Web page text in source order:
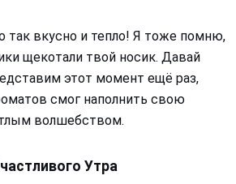
так вкусно и тепло! Я тоже помню,
щекотали твой носик. Давай
этот момент ещё раз,
смог наполнить свою
волшебством.
Утра